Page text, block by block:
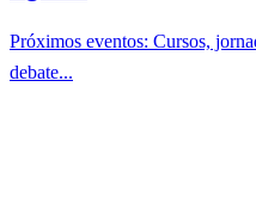
Próximos eventos: Cursos,
debate...